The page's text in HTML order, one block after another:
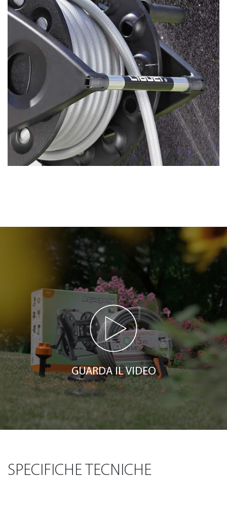
GUARDA IL VIDEO
SPECIFICHE TECNICHE